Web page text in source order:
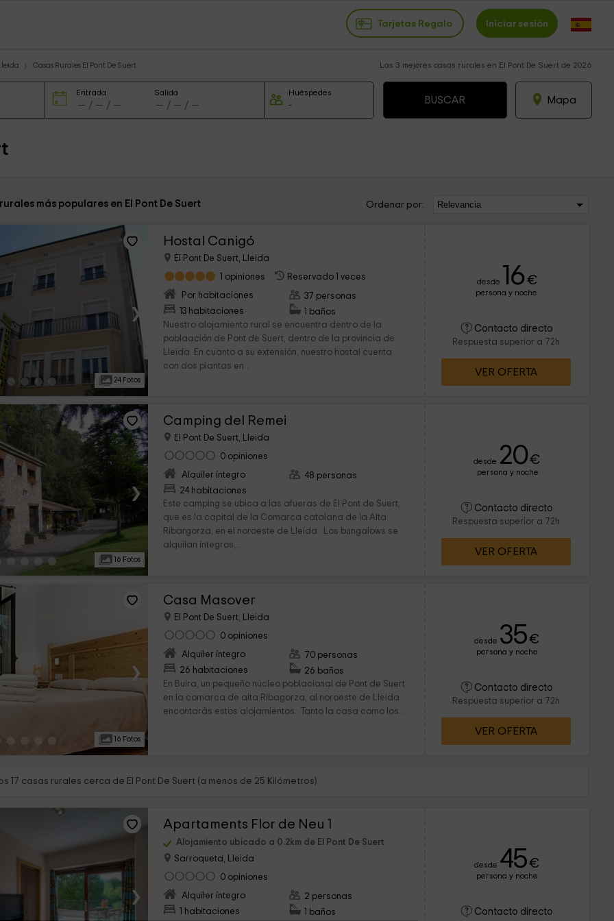
Tarjetas Regalo Iniciar sesión
Casas Rurales El Pont De Suert Las 3 mejores casas rurales en El Pont De Suert de 2026
Entrada Salida Huéspedes
Mapa
más populares en El Pont De Suert Ordenar por:
›
24 Fotos
Hostal Canigó
El Pont De Suert, Lleida
1 opiniones
Reservado 1 veces
Por habitaciones
13 habitaciones
37 personas
1 baños
Nuestro alojamiento rural se encuentra dentro de la
poblaación de Pont de Suert, dentro de la provincia de
Lleida. En cuanto a su extensión, nuestro hostal cuenta
con dos plantas en...
desde 16 €
persona y noche
Contacto directo
Respuesta superior a 72h
VER OFERTA
›
16 Fotos
Camping del Remei
El Pont De Suert, Lleida
0 opiniones
Alquiler íntegro
24 habitaciones
48 personas
Este camping se ubica a las afueras de El Pont de Suert,
que es la capital de la Comarca catalana de la Alta
Ribargorza, en el noroeste de Lleida. Los bungalows se
alquilan íntegros,...
desde 20€
persona y noche
Contacto directo
Respuesta superior a 72h
VER OFERTA
›
16 Fotos
Casa Masover
El Pont De Suert, Lleida
0 opiniones
Alquiler íntegro
26 habitaciones
70 personas
26 baños
En Buira, un pequeño núcleo poblacional de Pont de Suert
en la comarca de alta Ribagorza, al noroeste de Lleida
encontarás estos alojamientos. Tanto la casa como los...
desde 35€
persona y noche
Contacto directo
Respuesta superior a 72h
VER OFERTA
17 casas rurales cerca de El Pont De Suert (a menos de 25 Kilómetros)
›
Apartaments Flor de Neu 1
Alojamiento ubicado a 0.2km de El Pont De Suert
Sarroqueta, Lleida
0 opiniones
Alquiler íntegro
1 habitaciones
2 personas
1 baños
desde 45€
persona y noche
Contacto directo